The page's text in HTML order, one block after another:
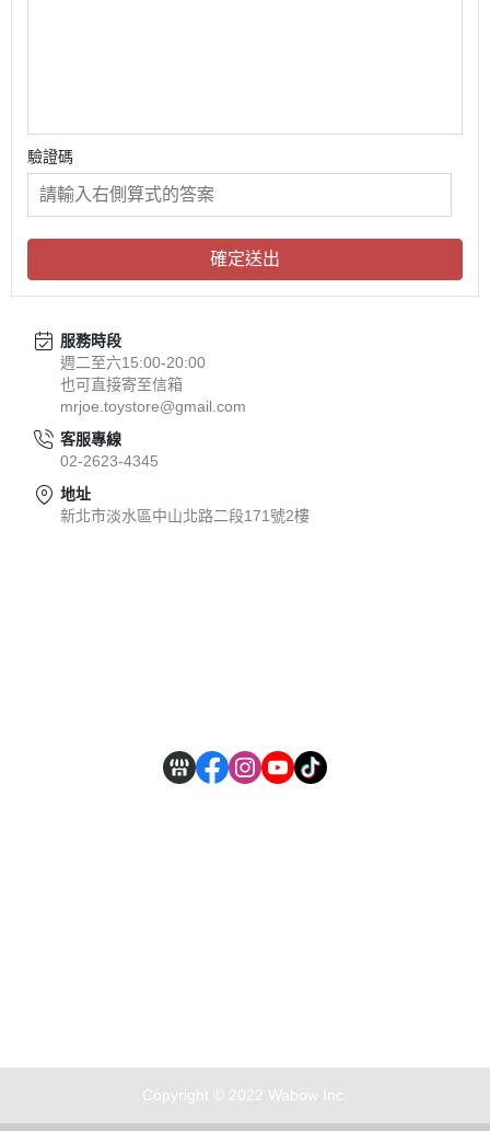
驗證碼
確定送出
服務時段
週二至六15:00-20:00
也可直接寄至信箱
mrjoe.toystore@gmail.com
客服專線
02-2623-4345
地址
新北市淡水區中山北路二段171號2樓
Copyright © 2022 Wabow Inc.